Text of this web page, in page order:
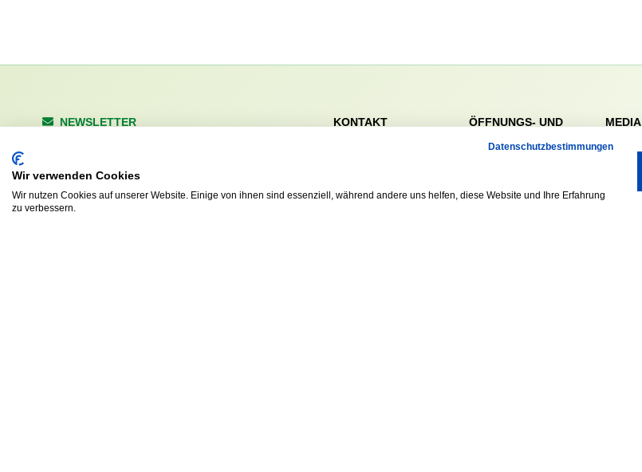
NEWSLETTER
KONTAKT
Tel. 040 / 64 50 62 - 0
ÖFFNUNGS- UND
Sa. & So. 9:00 – 19:00
MEDIA
Datenschutzbestimmungen
Wir verwenden Cookies
Wir nutzen Cookies auf unserer Website. Einige von ihnen sind essenziell, während andere uns helfen, diese Website und Ihre Erfahrung
zu verbessern.